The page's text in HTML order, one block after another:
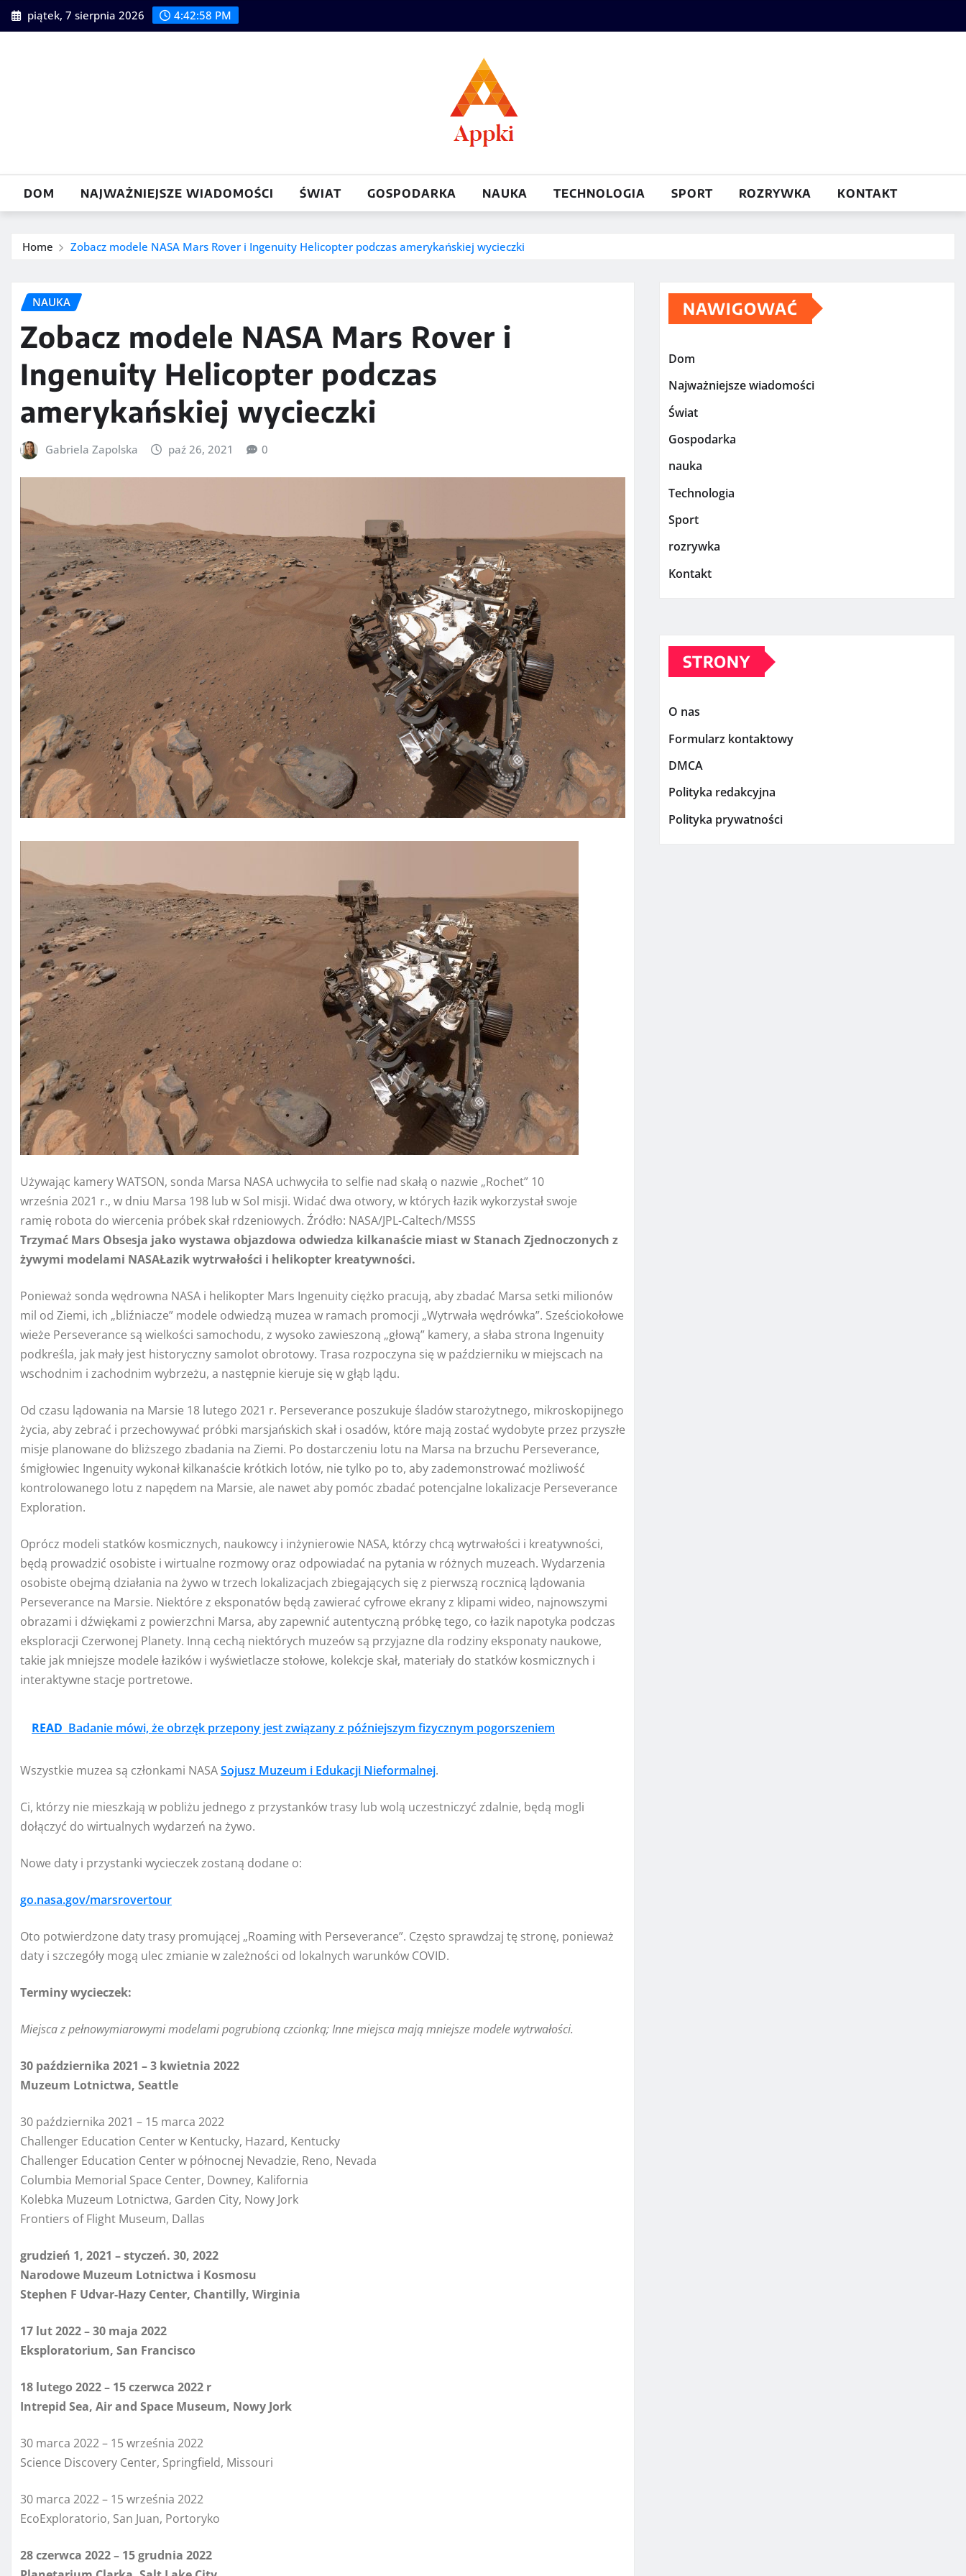
Skip
to
piątek, 7 sierpnia 2026 4:42:59 PM
DOM NAJWAŻNIEJSZE WIADOMOŚCI ŚWIAT GOSPODARKA NAUKA TECHNOLOGIA SPORT ROZRYWKA KONTAKT
Home Zobacz modele NASA Mars Rover i Ingenuity Helicopter podczas amerykańskiej wycieczki
NAUKA
Zobacz modele NASA Mars Rover i
Ingenuity Helicopter podczas
amerykańskiej wycieczki
Gabriela Zapolska paź 26, 2021 0
Używając kamery WATSON, sonda Marsa NASA uchwyciła to selfie nad skałą o nazwie „Rochet” 10
września 2021 r., w dniu Marsa 198 lub w Sol misji. Widać dwa otwory, w których łazik wykorzystał swoje
ramię robota do wiercenia próbek skał rdzeniowych. Źródło: NASA/JPL-Caltech/MSSS
Trzymać Mars Obsesja jako wystawa objazdowa odwiedza kilkanaście miast w Stanach Zjednoczonych z
żywymi modelami NASAŁazik wytrwałości i helikopter kreatywności.
Ponieważ sonda wędrowna NASA i helikopter Mars Ingenuity ciężko pracują, aby zbadać Marsa setki milionów
mil od Ziemi, ich „bliźniacze” modele odwiedzą muzea w ramach promocji „Wytrwała wędrówka”. Sześciokołowe
wieże Perseverance są wielkości samochodu, z wysoko zawieszoną „głową” kamery, a słaba strona Ingenuity
podkreśla, jak mały jest historyczny samolot obrotowy. Trasa rozpoczyna się w październiku w miejscach na
wschodnim i zachodnim wybrzeżu, a następnie kieruje się w głąb lądu.
Od czasu lądowania na Marsie 18 lutego 2021 r. Perseverance poszukuje śladów starożytnego, mikroskopijnego
życia, aby zebrać i przechowywać próbki marsjańskich skał i osadów, które mają zostać wydobyte przez przyszłe
misje planowane do bliższego zbadania na Ziemi. Po dostarczeniu lotu na Marsa na brzuchu Perseverance,
śmigłowiec Ingenuity wykonał kilkanaście krótkich lotów, nie tylko po to, aby zademonstrować możliwość
kontrolowanego lotu z napędem na Marsie, ale nawet aby pomóc zbadać potencjalne lokalizacje Perseverance
Exploration.
Oprócz modeli statków kosmicznych, naukowcy i inżynierowie NASA, którzy chcą wytrwałości i kreatywności,
będą prowadzić osobiste i wirtualne rozmowy oraz odpowiadać na pytania w różnych muzeach. Wydarzenia
osobiste obejmą działania na żywo w trzech lokalizacjach zbiegających się z pierwszą rocznicą lądowania
Perseverance na Marsie. Niektóre z eksponatów będą zawierać cyfrowe ekrany z klipami wideo, najnowszymi
obrazami i dźwiękami z powierzchni Marsa, aby zapewnić autentyczną próbkę tego, co łazik napotyka podczas
eksploracji Czerwonej Planety. Inną cechą niektórych muzeów są przyjazne dla rodziny eksponaty naukowe,
takie jak mniejsze modele łazików i wyświetlacze stołowe, kolekcje skał, materiały do ​​statków kosmicznych i
interaktywne stacje portretowe.
READ Badanie mówi, że obrzęk przepony jest związany z późniejszym fizycznym pogorszeniem
Wszystkie muzea są członkami NASASojusz Muzeum i Edukacji Nieformalnej.
Ci, którzy nie mieszkają w pobliżu jednego z przystanków trasy lub wolą uczestniczyć zdalnie, będą mogli
dołączyć do wirtualnych wydarzeń na żywo.
Nowe daty i przystanki wycieczek zostaną dodane o:
go.nasa.gov/marsrovertour
Oto potwierdzone daty trasy promującej „Roaming with Perseverance”. Często sprawdzaj tę stronę, ponieważ
daty i szczegóły mogą ulec zmianie w zależności od lokalnych warunków COVID.
Terminy wycieczek:
Miejsca z pełnowymiarowymi modelami pogrubioną czcionką; Inne miejsca mają mniejsze modele wytrwałości.
30 października 2021 – 3 kwietnia 2022
Muzeum Lotnictwa, Seattle
30 października 2021 – 15 marca 2022
Challenger Education Center w Kentucky, Hazard, Kentucky
Challenger Education Center w północnej Nevadzie, Reno, Nevada
Columbia Memorial Space Center, Downey, Kalifornia
Kolebka Muzeum Lotnictwa, Garden City, Nowy Jork
Frontiers of Flight Museum, Dallas
grudzień 1, 2021 – styczeń. 30, 2022
Narodowe Muzeum Lotnictwa i Kosmosu
Stephen F Udvar-Hazy Center, Chantilly, Wirginia
17 lut 2022–30 maja 2022
Eksploratorium, San Francisco
18 lutego 2022– 15 czerwca 2022 r
Intrepid Sea, Air and Space Museum, Nowy Jork
30 marca 2022 – 15 września 2022
Science Discovery Center, Springfield, Missouri
30 marca 2022 – 15 września 2022
EcoExploratorio, San Juan, Portoryko
28 czerwca 2022 – 15 grudnia 2022
NAWIGOWAĆ
Dom
Najważniejsze wiadomości
Świat
Gospodarka
nauka
Technologia
Sport
rozrywka
Kontakt
STRONY
O nas
Formularz kontaktowy
DMCA
Polityka redakcyjna
Polityka prywatności